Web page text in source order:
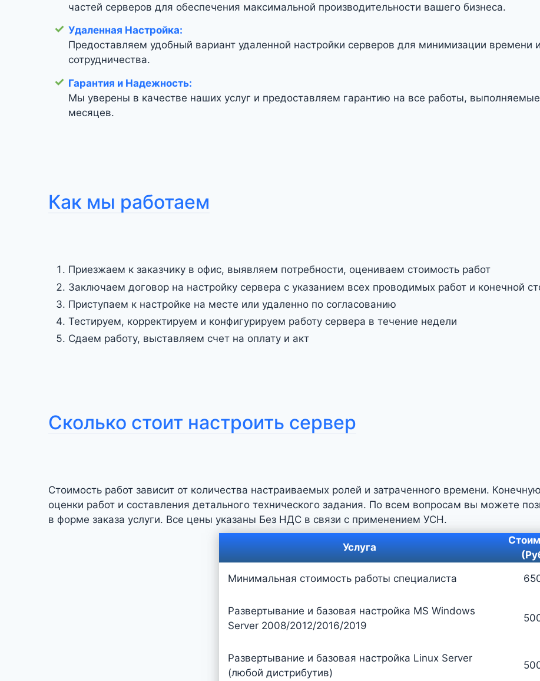
частей серверов для обеспечения максимальной производительности вашего бизнеса.
Удаленная Настройка:
Предоставляем удобный вариант удаленной настройки серверов для минимизации времени
сотрудничества.
Гарантия и Надежность:
Мы уверены в качестве наших услуг и предоставляем гарантию на все работы,
месяцев.
Как мы работаем
Приезжаем к заказчику в офис, выявляем потребности, оцениваем стоимость работ
Заключаем договор на настройку сервера с указанием всех проводимых работ и конечной
Приступаем к настройке на месте или удаленно по согласованию
Тестируем, корректируем и конфигурируем работу сервера в течение недели
Сдаем работу, выставляем счет на оплату и акт
Сколько стоит настроить сервер
Стоимость работ зависит от количества настраиваемых ролей и затраченного времени.
оценки работ и составления детального технического задания. По всем вопросам вы можете
в форме заказа услуги. Все цены указаны Без НДС в связи с применением УСН.
Услуга
Минимальная стоимость работы специалиста
Развертывание и базовая настройка MS Windows
Server 2008/2012/2016/2019
Развертывание и базовая настройка Linux Server
(любой дистрибутив)